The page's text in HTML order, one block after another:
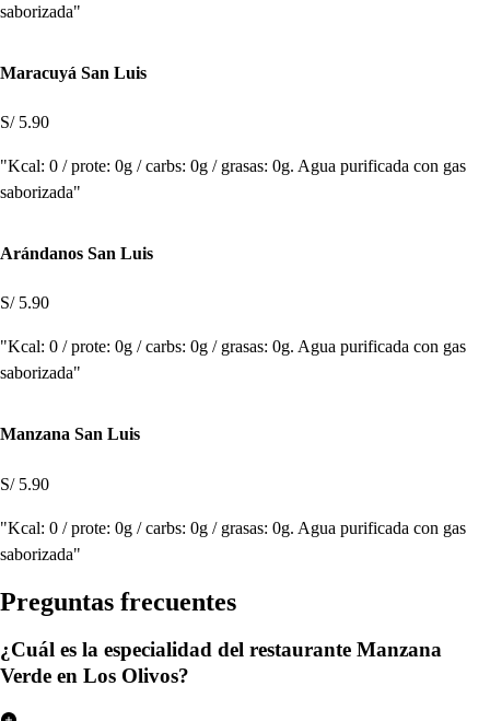
saborizada"
Maracuyá San Luis
S/ 5.90
"Kcal: 0 / prote: 0g / carbs: 0g / grasas: 0g. Agua purificada con gas
saborizada"
Arándanos San Luis
S/ 5.90
"Kcal: 0 / prote: 0g / carbs: 0g / grasas: 0g. Agua purificada con gas
saborizada"
Manzana San Luis
S/ 5.90
"Kcal: 0 / prote: 0g / carbs: 0g / grasas: 0g. Agua purificada con gas
saborizada"
Preguntas frecuentes
¿Cuál es la especialidad del restaurante Manzana
Verde en Los Olivos?